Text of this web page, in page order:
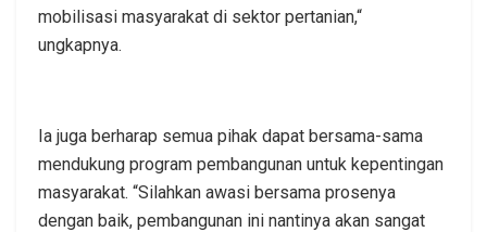
mobilisasi masyarakat di sektor pertanian,“
ungkapnya.
Ia juga berharap semua pihak dapat bersama-sama
mendukung program pembangunan untuk kepentingan
masyarakat. “Silahkan awasi bersama prosenya
dengan baik, pembangunan ini nantinya akan sangat